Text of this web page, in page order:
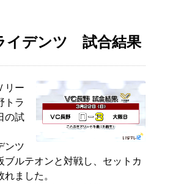
イデンツ 試合結果
リー
トラ
の試
ンツ
ブルテオンと対戦し、セットカ
ました。